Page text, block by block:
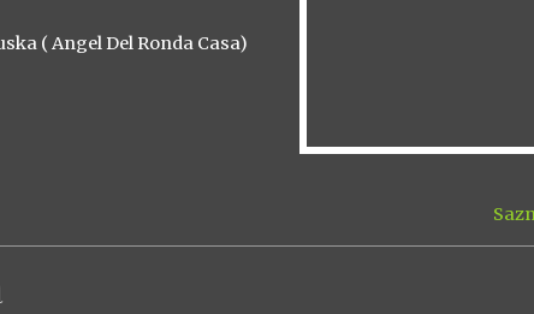
( Angel Del Ronda Casa)